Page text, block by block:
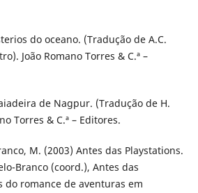
do oceano. (Tradução de A.C.
João Romano Torres & C.ª –
de Nagpur. (Tradução de H.
Torres & C.ª – Editores.
M. (2003) Antes das Playstations.
Branco (coord.), Antes das
do romance de aventuras em